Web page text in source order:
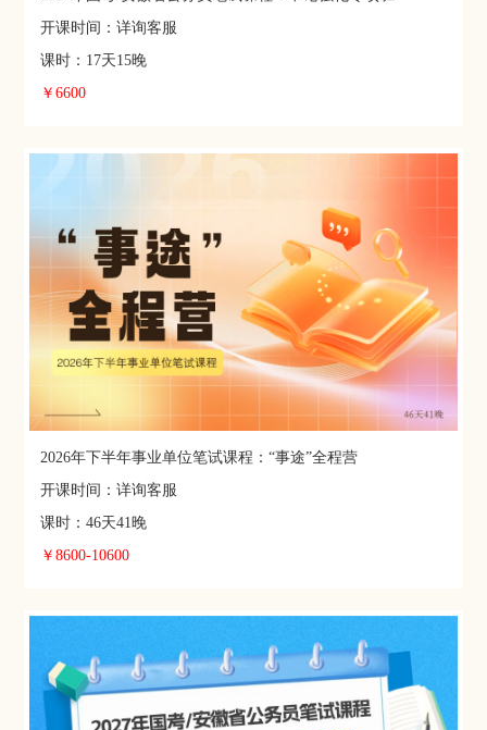
开课时间：详询客服
课时：17天15晚
￥6600
2026年下半年事业单位笔试课程：“事途”全程营
开课时间：详询客服
课时：46天41晚
￥8600-10600